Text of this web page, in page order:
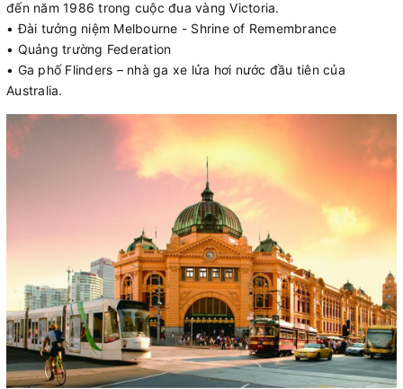
đến năm 1986 trong cuộc đua vàng Victoria.
• Đài tưởng niệm Melbourne - Shrine of Remembrance
• Quảng trường Federation
• Ga phố Flinders – nhà ga xe lửa hơi nước đầu tiên của
Australia.